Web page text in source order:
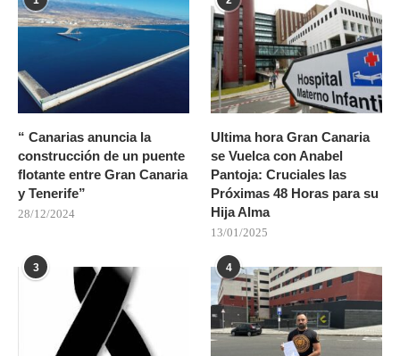
“ Canarias anuncia la
construcción de un puente
flotante entre Gran Canaria
y Tenerife”
28/12/2024
Ultima hora Gran Canaria
se Vuelca con Anabel
Pantoja: Cruciales las
Próximas 48 Horas para su
Hija Alma
13/01/2025
3 4